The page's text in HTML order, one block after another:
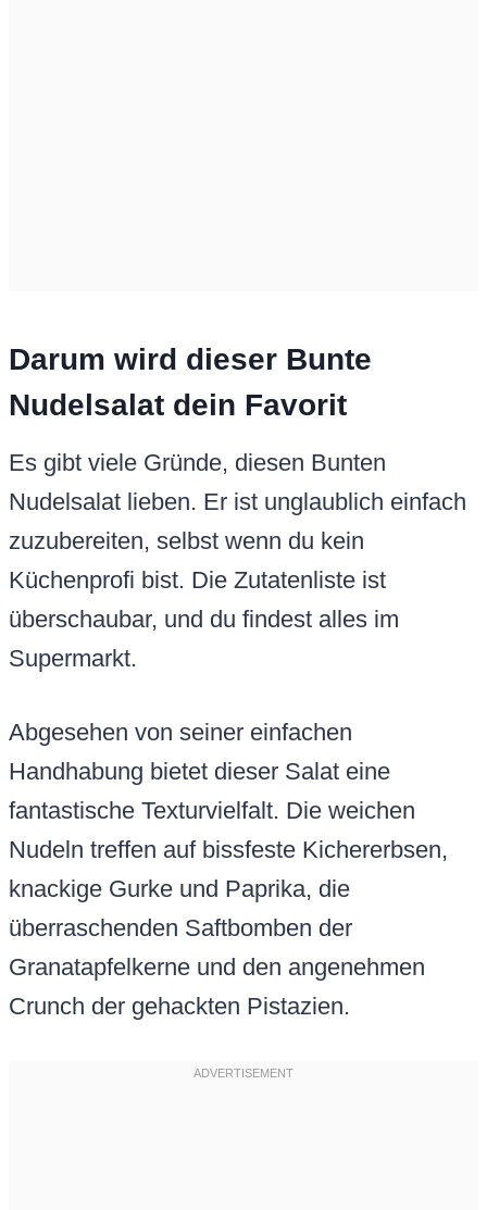
Darum wird dieser Bunte
Nudelsalat dein Favorit
Es gibt viele Gründe, diesen Bunten
Nudelsalat lieben. Er ist unglaublich einfach
zuzubereiten, selbst wenn du kein
Küchenprofi bist. Die Zutatenliste ist
überschaubar, und du findest alles im
Supermarkt.
Abgesehen von seiner einfachen
Handhabung bietet dieser Salat eine
fantastische Texturvielfalt. Die weichen
Nudeln treffen auf bissfeste Kichererbsen,
knackige Gurke und Paprika, die
überraschenden Saftbomben der
Granatapfelkerne und den angenehmen
Crunch der gehackten Pistazien.